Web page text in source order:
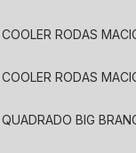
COOLER RODAS
COOLER RODAS
QUADRADO BIG